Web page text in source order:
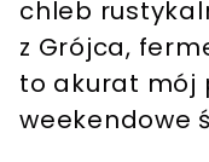
chleb
z Grójca,
to akurat mój
weekendowe